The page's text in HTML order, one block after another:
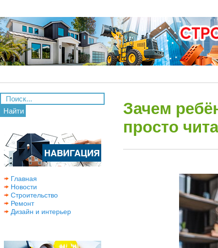
Найти
Главная
Новости
Строительство
Ремонт
Дизайн и интерьер
Зачем
просто